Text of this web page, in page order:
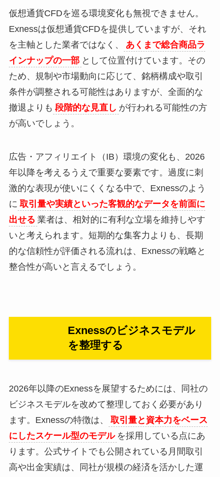
仮想通貨CFDを巡る環境変化も無視できません。
Exnessは仮想通貨CFDを提供していますが、それ
を主軸とした業者ではなく、
あくまで総合商品ラ
インナップの一部 として位置付けています。その
ため、規制や市場動向に応じて、銘柄構成や取引
条件が調整される可能性はありますが、全面的な
撤退よりも 段階的な見直し が行われる可能性の方
が高いでしょう。
広告・アフィリエイト（IB）環境の変化も、2026
年以降を考えるうえで重要な要素です。過度に刺
激的な表現が使いにくくなる中で、Exnessのよう
に 取引量や実績といった客観的なデータを前面に
出せる 業者は、相対的に有利な立場を維持しやす
いと考えられます。短期的な集客力よりも、長期
的な信頼性が評価される流れは、Exnessの戦略と
整合性が高いと言えるでしょう。
Exnessのビジネスモデル
を整理する
2026年以降のExnessを展望するためには、同社の
ビジネスモデルを改めて整理しておく必要があり
ます。Exnessの特徴は、
取引量と資本力をベース
にしたスケール型のモデル を採用している点にあ
ります。公式サイトでも公開されている月間取引
高や出金実績は、同社が規模の経済を活かした運